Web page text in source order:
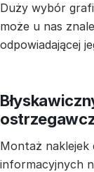
Duży wybór
może u nas
odpowiadającej
Montaż
informacyjnych